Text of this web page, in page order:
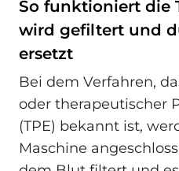
So funktioniert die
wird gefiltert und
ersetzt
Bei dem Verfahren,
oder therapeutischer
(TPE) bekannt ist,
Maschine